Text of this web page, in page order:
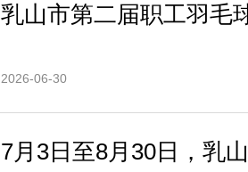
乳山市第二届职工羽毛
2026-06-30
7月3日至8月30日，乳